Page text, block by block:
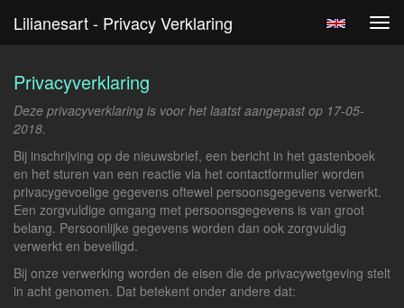
Lilianesart - Privacy Verklaring
Privacyverklaring
Deze privacyverklaring is voor het laatst aangepast op 17-05-
2018.
Bij inschrijving op de nieuwsbrief, een bericht in het gastenboek
en het sturen van een reactie via het contactformulier worden
privacygevoelige gegevens oftewel persoonsgegevens verwerkt.
Een zorgvuldige omgang met persoonsgegevens is van groot
belang. Persoonlijke gegevens worden dan ook zorgvuldig
verwerkt en beveiligd.
Bij onze verwerking worden de eisen die de privacywetgeving stelt
in acht genomen. Dat betekent onder andere dat: